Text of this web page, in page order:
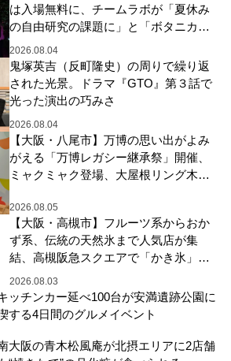
は入場無料に、チームラボが「夏休み
の自由研究の課題に」と「ボタニカル
ガーデン 大阪」へ招待
2026.08.04
鬼塚英吉（反町隆史）の周りで繰り返
された光景。ドラマ『GTO』第３話で
光った演出の巧みさ
2026.08.04
【大阪・八尾市】万博の思い出がよみ
がえる「万博レガシー継承祭」開催、
ミャクミャク登場、大屋根リング木材
展示も
2026.08.05
【大阪・高槻市】フルーツ系からおか
ず系、伝統の天然氷まで人気店が集
結、高槻阪急スクエアで「かき氷」祭
り
2026.08.03
ッチンカー延べ100台が安満遺跡公園に
する4日間のグルメイベント
大阪の青木松風庵が北摂エリアに2店舗